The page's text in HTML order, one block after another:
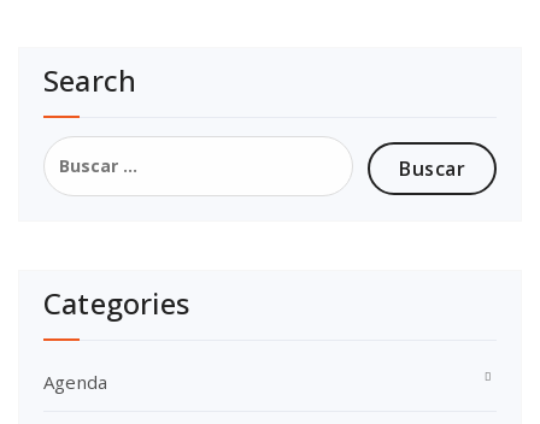
Search
Buscar:
Categories
Agenda